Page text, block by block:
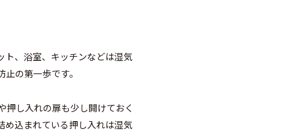
ト、浴室、キッチンなどは湿気
の第一歩です。
押し入れの扉も少し開けておく
め込まれている押し入れは湿気